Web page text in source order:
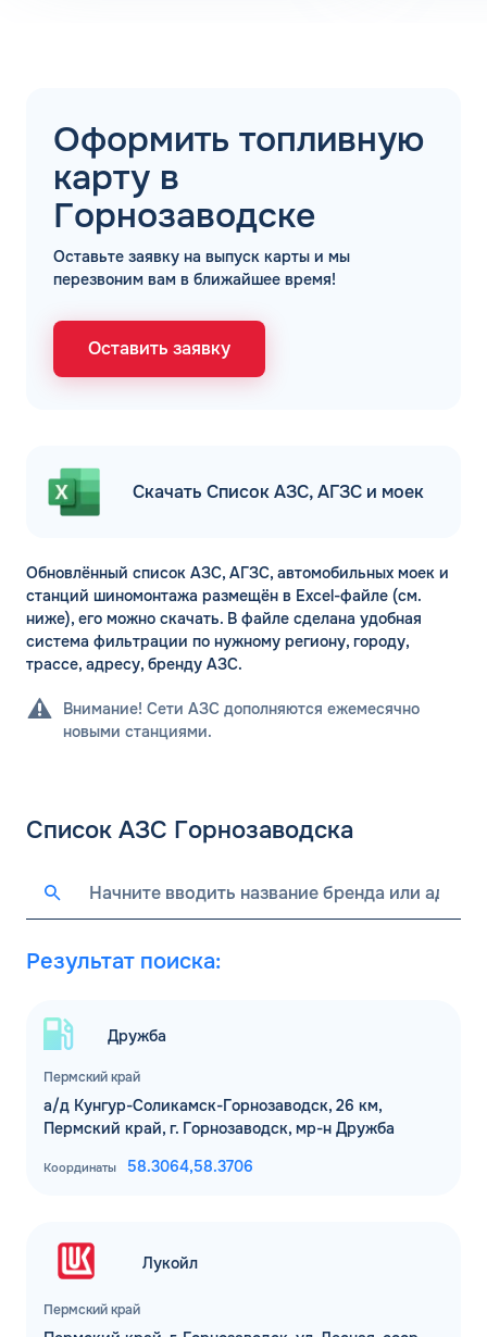
Оформить топливную
карту в
Горнозаводске
Оставьте заявку на выпуск карты и мы
перезвоним вам в ближайшее время!
Оставить заявку
Скачать Список АЗС, АГЗС и моек
Обновлённый список АЗС, АГЗС, автомобильных моек и
станций шиномонтажа размещён в Excel-файле (см.
ниже), его можно скачать. В файле сделана удобная
система фильтрации по нужному региону, городу,
трассе, адресу, бренду АЗС.
Внимание! Сети АЗС дополняются ежемесячно
новыми станциями.
Список АЗС Горнозаводска
Результат поиска:
Пермский край
Дружба
а/д Кунгур-Соликамск-Горнозаводск, 26 км,
Пермский край, г. Горнозаводск, мр-н Дружба
Координаты 58.3064,58.3706
Пермский край
Лукойл